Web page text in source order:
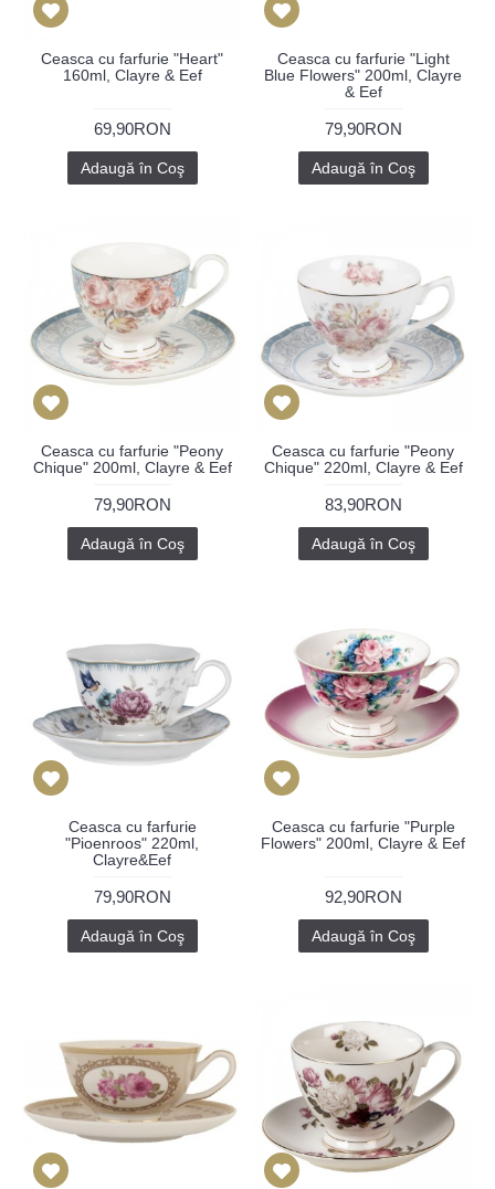
Ceasca cu farfurie "Heart"
160ml, Clayre & Eef
69,90RON
Adaugă în Coş
Ceasca cu farfurie "Light
Blue Flowers" 200ml, Clayre
& Eef
79,90RON
Adaugă în Coş
Ceasca cu farfurie "Peony
Chique" 200ml, Clayre & Eef
79,90RON
Adaugă în Coş
Ceasca cu farfurie "Peony
Chique" 220ml, Clayre & Eef
83,90RON
Adaugă în Coş
Ceasca cu farfurie
"Pioenroos" 220ml,
Clayre&Eef
79,90RON
Adaugă în Coş
Ceasca cu farfurie "Purple
Flowers" 200ml, Clayre & Eef
92,90RON
Adaugă în Coş